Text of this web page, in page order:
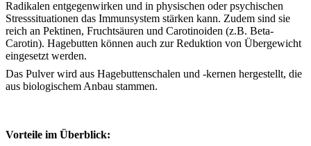
Radikalen entgegenwirken und in physischen oder psychischen
Stresssituationen das Immunsystem stärken kann. Zudem sind sie
reich an Pektinen, Fruchtsäuren und Carotinoiden (z.B. Beta-
Carotin). Hagebutten können auch zur Reduktion von Übergewicht
eingesetzt werden.
Das Pulver wird aus Hagebuttenschalen und -kernen hergestellt, die
aus biologischem Anbau stammen.
Vorteile im Überblick: